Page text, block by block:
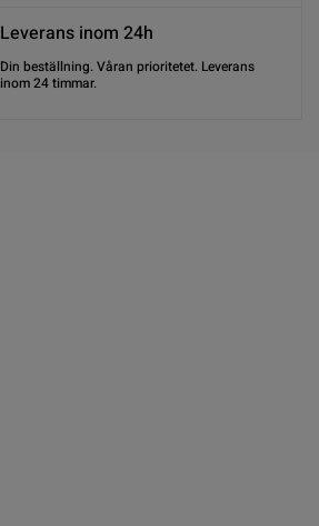
Leverans inom 24h
Din beställning. Våran prioritetet. Leverans
inom 24 timmar.